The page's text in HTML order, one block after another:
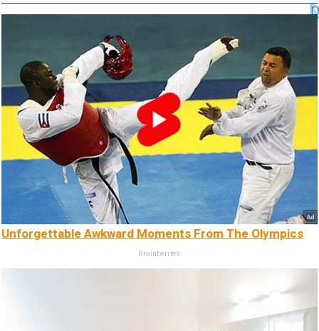
Unforgettable Awkward Moments From The Olympics
Brainberries